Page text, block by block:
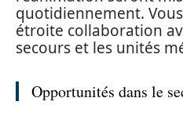
quotidiennement.
étroite collaboration
secours et les unités
Opportunités dans le